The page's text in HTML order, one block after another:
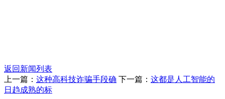
返回新闻列表
上一篇： 这种高科技诈骗手段确 下一篇： 这都是人工智能的
日趋成熟的标